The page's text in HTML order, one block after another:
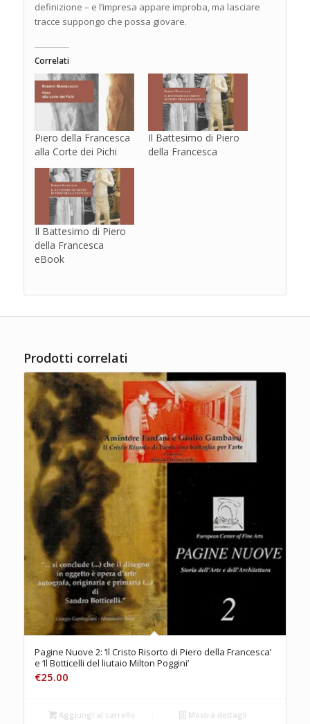
definizione – e l’impresa appare improba, ma lasciare
tracce suppongo che possa giovare.
Correlati
Piero della Francesca
alla Corte dei Pichi
Il Battesimo di Piero
della Francesca
Il Battesimo di Piero
della Francesca
eBook
Prodotti correlati
Pagine Nuove 2: ‘Il Cristo Risorto di Piero della Francesca’
e ‘Il Botticelli del liutaio Milton Poggini’
€25.00
Aggiungi al carrello Mostra dettagli